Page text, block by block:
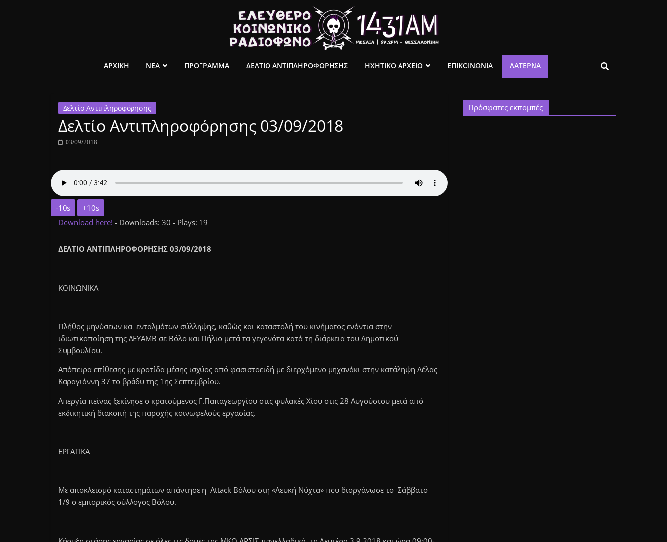
ελεύθερο
ραδιόφωνο
1431AM
ΑΡΧΙΚΗ ΝΕΑ ΠΡΟΓΡΑΜΜΑ ΔΕΛΤΙΟ ΑΝΤΙΠΛΗΡΟΦΟΡΗΣΗΣ ΗΧΗΤΙΚΟ ΑΡΧΕΙΟ ΕΠΙΚΟΙΝΩΝΙΑ ΛΑΤΈΡΝΑ
Δελτίο Αντιπληροφόρησης
Δελτίο Αντιπληροφόρησης 03/09/2018
03/09/2018
-10s
+10s
Download here! - Downloads: 30 - Plays: 19
ΔΕΛΤΙΟ ΑΝΤΙΠΛΗΡΟΦΟΡΗΣΗΣ 03/09/2018
ΚΟΙΝΩΝΙΚΑ
Πλήθος μηνύσεων και ενταλμάτων σύλληψης, καθώς και καταστολή του κινήματος ενάντια στην
ιδιωτικοποίηση της ΔΕΥΑΜΒ σε Βόλο και Πήλιο μετά τα γεγονότα κατά τη διάρκεια του Δημοτικού
Συμβουλίου.
Απόπειρα επίθεσης με κροτίδα μέσης ισχύος από φασιστοειδή με διερχόμενο μηχανάκι στην κατάληψη Λέλας
Καραγιάννη 37 το βράδυ της 1ης Σεπτεμβρίου.
Απεργία πείνας ξεκίνησε ο κρατούμενος Γ.Παπαγεωργίου στις φυλακές Χίου στις 28 Αυγούστου μετά από
εκδικητική διακοπή της παροχής κοινωφελούς εργασίας.
ΕΡΓΑΤΙΚΑ
Με αποκλεισμό καταστημάτων απάντησε η Attack Βόλου στη «Λευκή Νύχτα» που διοργάνωσε το Σάββατο
1/9 ο εμπορικός σύλλογος Βόλου.
Πρόσφατες εκπομπές